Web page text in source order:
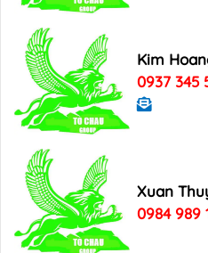
Kim
0937 345
Xuan
0984 989